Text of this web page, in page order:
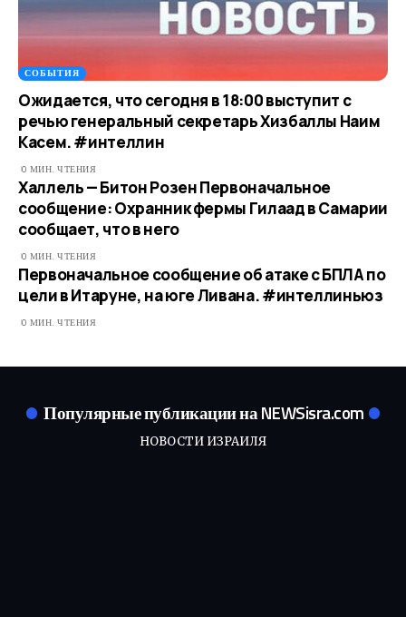
СОБЫТИЯ
Ожидается, что сегодня в 18:00 выступит с
речью генеральный секретарь Хизбаллы Наим
Касем. #интеллин
0 МИН. ЧТЕНИЯ
Халлель — Битон Розен Первоначальное
сообщение: Охранник фермы Гилаад в Самарии
сообщает, что в него
0 МИН. ЧТЕНИЯ
Первоначальное сообщение об атаке с БПЛА по
цели в Итаруне, на юге Ливана. #интеллиньюз
0 МИН. ЧТЕНИЯ
Популярные публикации на NEWSisra.com
НОВОСТИ ИЗРАИЛЯ